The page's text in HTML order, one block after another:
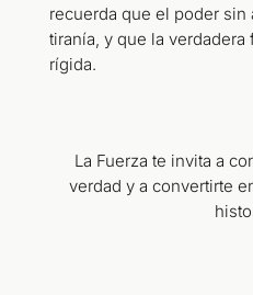
recuerda que el poder sin
tiranía, y que la
rígida.
La Fuerza te invita a
verdad y a convertirte